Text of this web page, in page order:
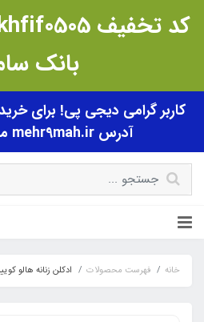
بانک
کاربر گرامی دیجی پی! برای
آدرس mehr9mah.ir مراجعه فرمایید.
خانه فهرست محصولات ادکلن زنانه هالو